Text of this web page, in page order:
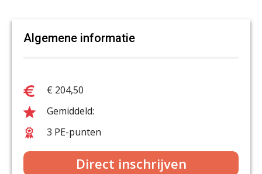
Algemene informatie
€ 204,50
3 PE-punten
Direct inschrijven